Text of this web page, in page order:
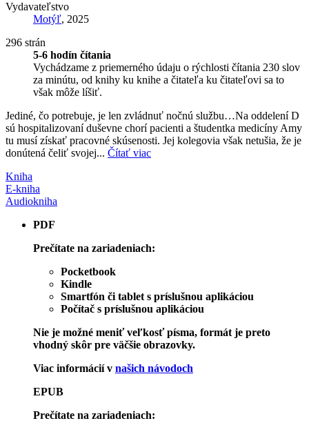
Vydavateľstvo
Motýľ, 2025
296 strán
5-6 hodín čítania
Vychádzame z priemerného údaju o rýchlosti čítania 230 slov
za minútu, od knihy ku knihe a čitateľa ku čitateľovi sa to
však môže líšiť.
Jediné, čo potrebuje, je len zvládnuť nočnú službu…Na oddelení D
sú hospitalizovaní duševne chorí pacienti a študentka medicíny Amy
tu musí získať pracovné skúsenosti. Jej kolegovia však netušia, že je
donútená čeliť svojej... Čítať viac
Kniha
E-kniha
Audiokniha
PDF
Prečítate na zariadeniach:
Pocketbook
Kindle
Smartfón či tablet s príslušnou aplikáciou
Počítač s príslušnou aplikáciou
Nie je možné meniť veľkosť písma, formát je preto
vhodný skôr pre väčšie obrazovky.
Viac informácií v našich návodoch
EPUB
Prečítate na zariadeniach: